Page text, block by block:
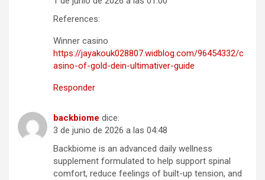
References:
Winner casino
https://jayakouk028807.widblog.com/96454332/c
asino-of-gold-dein-ultimativer-guide
Responder
backbiome dice:
3 de junio de 2026 a las 04:48
Backbiome is an advanced daily wellness
supplement formulated to help support spinal
comfort, reduce feelings of built-up tension, and